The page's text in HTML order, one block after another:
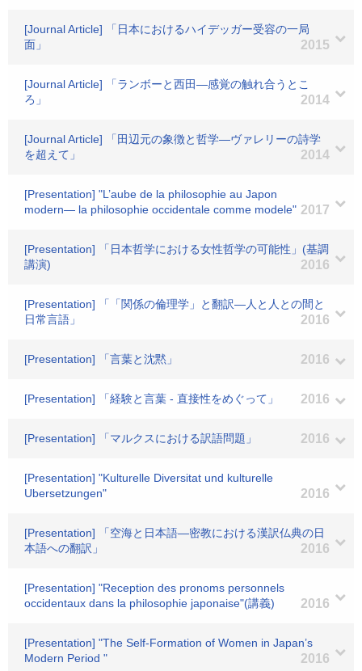
[Journal Article] 「日本におけるハイデッガー受容の一局
面」
2015
[Journal Article] 「ランボーと西田―感覚の触れ合うとこ
ろ」
2014
[Journal Article] 「田辺元の象徴と哲学―ヴァレリーの詩学
を超えて」
2014
[Presentation] "L’aube de la philosophie au Japon
modern― la philosophie occidentale comme modele" 2017
[Presentation] 「日本哲学における女性哲学の可能性」(基調
講演)
2016
[Presentation] 「「関係の倫理学」と翻訳―人と人との間と
日常言語」
2016
[Presentation] 「言葉と沈黙」 2016
[Presentation] 「経験と言葉 - 直接性をめぐって」 2016
[Presentation] 「マルクスにおける訳語問題」 2016
[Presentation] "Kulturelle Diversitat und kulturelle
Ubersetzungen"
2016
[Presentation] 「空海と日本語―密教における漢訳仏典の日
本語への翻訳」
2016
[Presentation] "Reception des pronoms personnels
occidentaux dans la philosophie japonaise"(講義)
2016
[Presentation] "The Self-Formation of Women in Japan’s
Modern Period "
2016